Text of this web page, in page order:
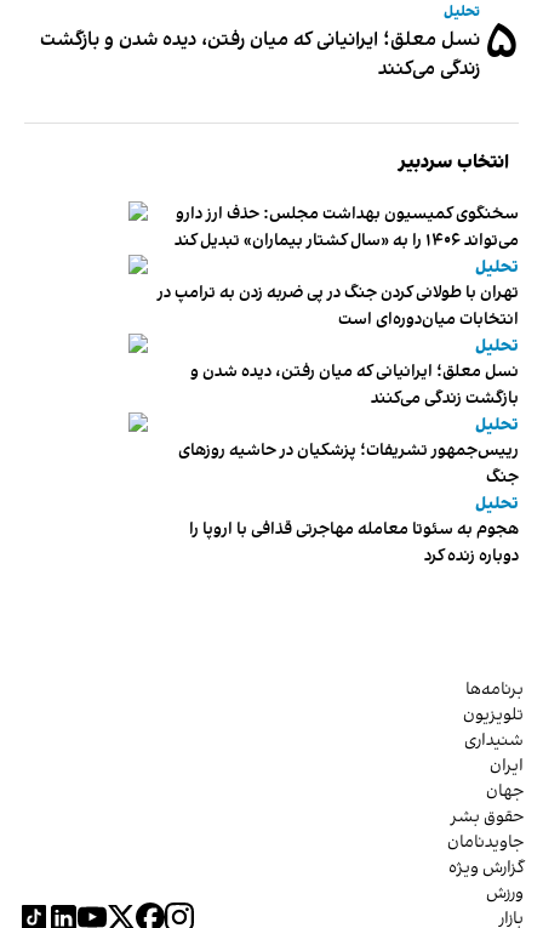
۵ تحلیل
نسل معلق؛ ایرانیانی که میان رفتن، دیده شدن و بازگشت
زندگی می‌کنند
انتخاب سردبیر
سخنگوی کمیسیون بهداشت مجلس: حذف ارز دارو
می‌تواند ۱۴۰۶ را به «سال کشتار بیماران» تبدیل کند
تحلیل
تهران با طولانی کردن جنگ در پی ضربه زدن به ترامپ در
انتخابات میان‌دوره‌ای است
تحلیل
نسل معلق؛ ایرانیانی که میان رفتن، دیده شدن و
بازگشت زندگی می‌کنند
تحلیل
رییس‌جمهور تشریفات؛ پزشکیان در حاشیه روزهای
جنگ
تحلیل
هجوم به سئوتا معامله مهاجرتی قذافی با اروپا را
دوباره زنده کرد
برنامه‌ها
تلویزیون
شنیداری
ایران
جهان
حقوق بشر
جاویدنامان
گزارش ویژه
ورزش
بازار